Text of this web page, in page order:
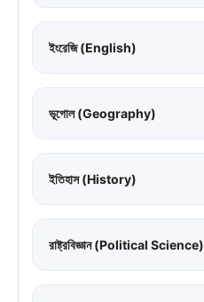
ইংরেজি (English)
ভূগোল (Geography)
ইতিহাস (History)
রাষ্ট্রবিজ্ঞান (Political Science)